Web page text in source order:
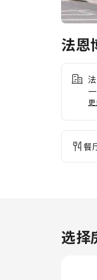
法恩
餐
选择